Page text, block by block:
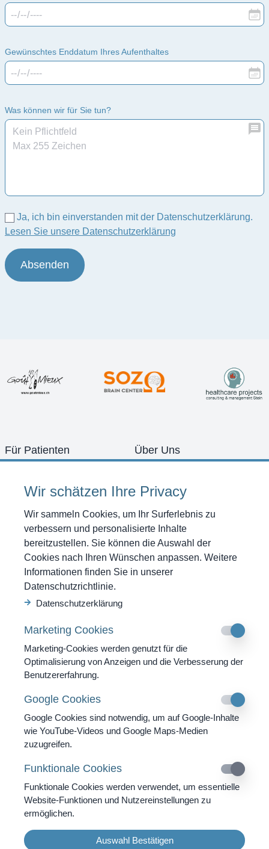
Wir schätzen Ihre Privacy
Wir sammeln Cookies, um Ihr Surferlebnis zu
verbessern und personalisierte Inhalte
bereitzustellen. Sie können die Auswahl der
Cookies nach Ihren Wünschen anpassen. Weitere
Informationen finden Sie in unserer
Datenschutzrichtlinie.
Datenschutzerklärung
Marketing Cookies
Marketing-Cookies werden genutzt für die
Optimalisierung von Anzeigen und die Verbesserung der
Benutzererfahrung.
Google Cookies
Google Cookies sind notwendig, um auf Google-Inhalte
wie YouTube-Videos und Google Maps-Medien
zuzugreifen.
Funktionale Cookies
Funktionale Cookies werden verwendet, um essentielle
Website-Funktionen und Nutzereinstellungen zu
ermöglichen.
Auswahl Bestätigen
Gewünschtes Enddatum Ihres Aufenthaltes
Was können wir für Sie tun?
Ja, ich bin einverstanden mit der Datenschutzerklärung.
Lesen Sie unsere Datenschutzerklärung
Absenden
Für Patienten
Diagnostik
Therapien
Programme
Referenzen
News
Anfrage
Über Uns
Bilder Galerie
Offene Stellen
Anfahrt
Shop
Gutscheine kaufen
Kontakt
Strada Cantonale 53
CH-6540 Castaneda GR
Tel. +41 91 820 40 40
info@swissmountainclinic.com
4.9
DE
Copyright 2026 Swiss Mountain Clinic AG | Alle Rechte